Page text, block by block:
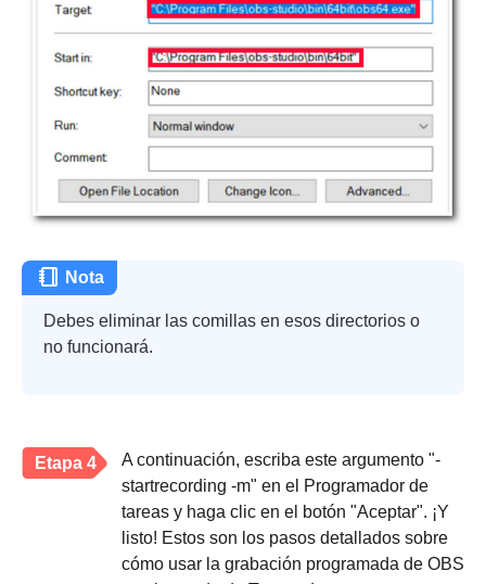
Nota
Debes eliminar las comillas en esos directorios o
no funcionará.
Etapa 4
A continuación, escriba este argumento "-
startrecording -m" en el Programador de
tareas y haga clic en el botón "Aceptar". ¡Y
listo! Estos son los pasos detallados sobre
cómo usar la grabación programada de OBS